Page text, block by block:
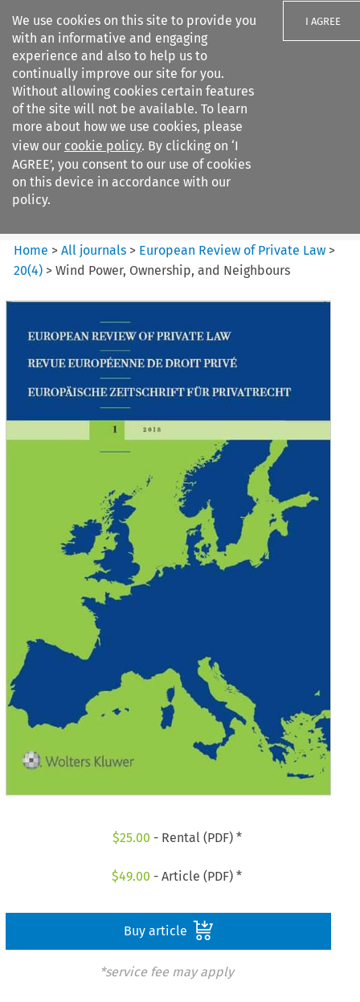
We use cookies on this site to provide you
with an informative and engaging
experience and also to help us to
continually improve our site for you.
Without allowing cookies certain features
of the site will not be available. To learn
more about how we use cookies, please
view our cookie policy. By clicking on ‘I
AGREE’, you consent to our use of cookies
on this device in accordance with our
policy.
I AGREE
Search filters
European Review of Private
Law
Home >All journals > European Review of Private Law >
20(4) >Wind Power, Ownership, and Neighbours
$25.00 - Rental (PDF) *
$49.00 - Article (PDF) *
Buy article
*service fee may apply